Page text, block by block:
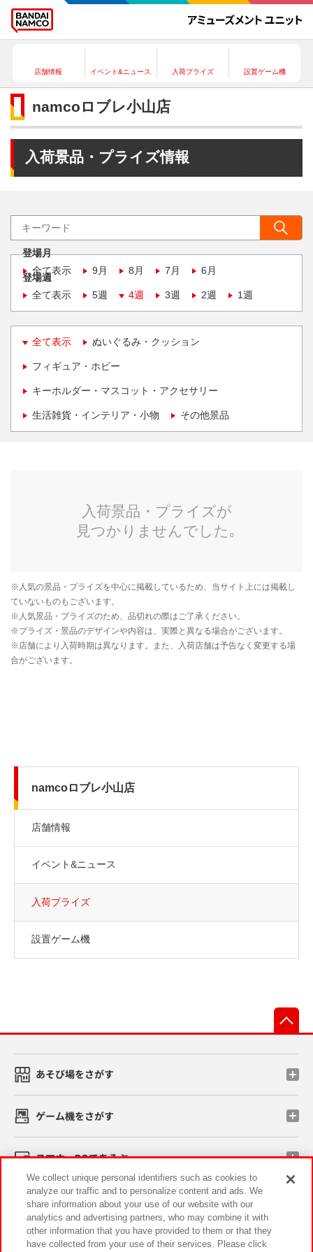
店舗情報 イベント&ニュース 入荷プライズ 設置ゲーム機
namcoロブレ小山店
入荷景品・プライズ情報
登場月
全て表示
9月 8月 7月 6月
登場週
全て表示
5週 4週 3週 2週 1週
全て表示 ぬいぐるみ・クッション
フィギュア・ホビー
キーホルダー・マスコット・アクセサリー
生活雑貨・インテリア・小物 その他景品
namcoロブレ小山店
店舗情報
イベント&ニュース
入荷プライズ
設置ゲーム機
あそび場をさがす
ゲーム機をさがす
スマホ・PCであそぶ
イベント・キャンペーン
We collect unique personal identifiers such as cookies to
analyze our traffic and to personalize content and ads. We
share information about your use of our website with our
analytics and advertising partners, who may combine it with
other information that you have provided to them or that they
have collected from your use of their services. Please click